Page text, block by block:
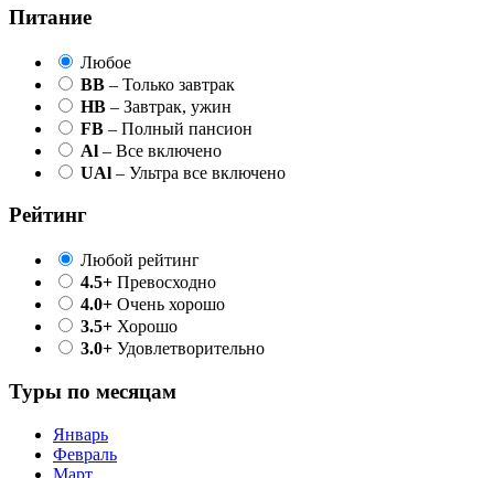
Питание
Любое
BB – Только завтрак
HB – Завтрак, ужин
FB – Полный пансион
Al – Все включено
UAl – Ультра все включено
Рейтинг
Любой рейтинг
4.5+ Превосходно
4.0+ Очень хорошо
3.5+ Хорошо
3.0+ Удовлетворительно
Туры по месяцам
Январь
Февраль
Март